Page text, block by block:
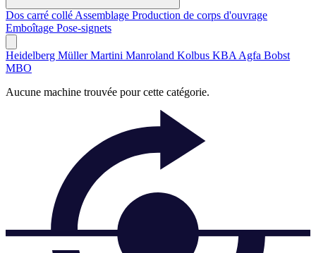
Dos carré collé Assemblage Production de corps d'ouvrage
Emboîtage Pose-signets
Heidelberg Müller Martini Manroland Kolbus KBA Agfa Bobst
MBO
Aucune machine trouvée pour cette catégorie.